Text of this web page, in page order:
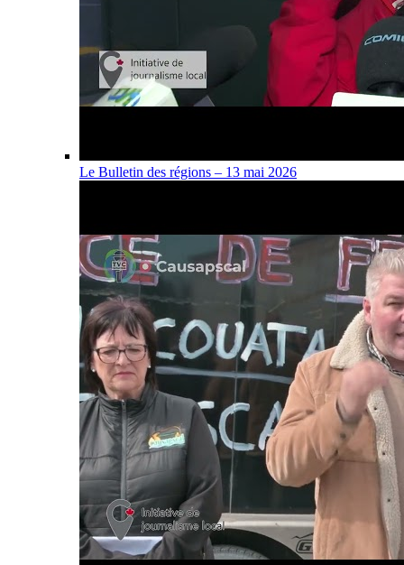
Le Bulletin des régions – 13 mai 2026